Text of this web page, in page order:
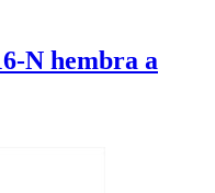
N hembra a